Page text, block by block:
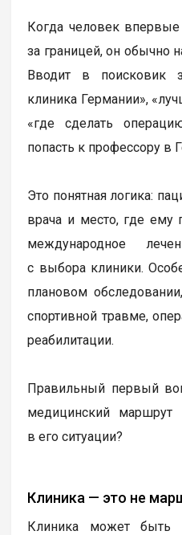
Когда человек
за границей, он обычно
Вводит в поисковик
клиника Германии»,
«где сделать
попасть к профессору в
Это понятная логика:
врача и место, где ему
международное
с выбора клиники.
плановом
спортивной травме,
реабилитации.
Правильный первый
медицинский маршрут
в его ситуации?
Клиника — это не
Клиника может быть